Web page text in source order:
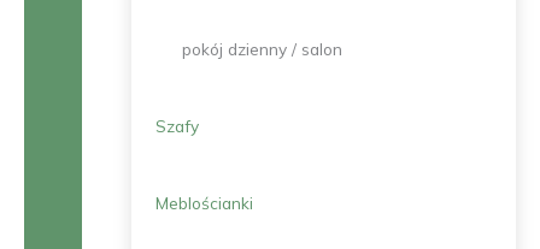
pokój dzienny / salon
Szafy
Meblościanki